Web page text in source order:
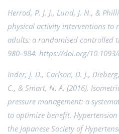
Herrod, P. J. J., Lund, J. N., &
physical activity interventions to
adults: a randomised controlled
980–984. https://doi.org/
Inder, J. D., Carlson, D. J.,
C., & Smart, N. A. (2016).
pressure management: a
to optimize benefit.
the Japanese Society of